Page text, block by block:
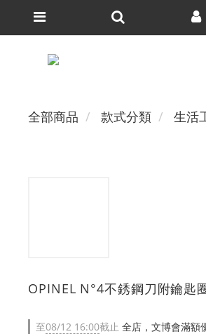
全部商品 款式分類 生活
OPINEL N°4不銹鋼刀附鑰匙
至08/12 16:00截止 全店，文博會滿額